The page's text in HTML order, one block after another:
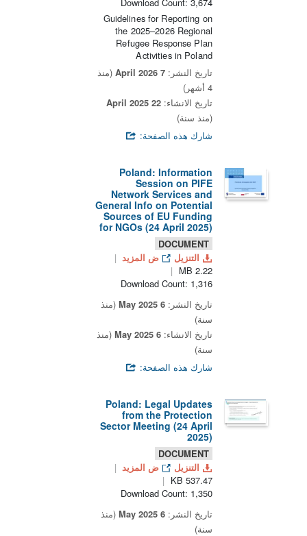
Guidelines for Reporting on
the 2025–2026 Regional
Refugee Response Plan
Activities in Poland
تاريخ النشر: 7 April 2026
(منذ
4 أشهر)
تاريخ الانشاء: 22 April 2025
(منذ سنة)
شارك هذه الصفحة:
Poland: Information
Session on PIFE
Network Services and
General Info on Potential
Sources of EU Funding
for NGOs (24 April 2025)
DOCUMENT
التنزيل
ض المزيد
2.22 MB
Download Count: 1,316
تاريخ النشر: 6 May 2025
(منذ
سنة)
تاريخ الانشاء: 6 May 2025
(منذ
سنة)
شارك هذه الصفحة:
Poland: Legal Updates
from the Protection
Sector Meeting (24 April
2025)
DOCUMENT
التنزيل
ض المزيد
537.47 KB
Download Count: 1,350
تاريخ النشر: 6 May 2025
(منذ
سنة)